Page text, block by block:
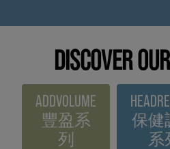
DISCOVER
ADDVOLUME
豐盈系
列
保健
系